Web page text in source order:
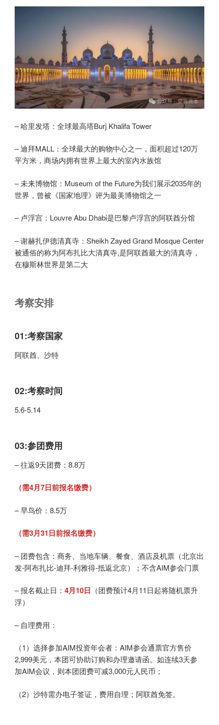
– 哈里发塔：全球最高塔Burj Khalifa Tower
– 迪拜MALL：全球最大的购物中心之一，面积超过120万
平方米，商场内拥有世界上最大的室内水族馆
– 未来博物馆：Museum of the Future为我们展示2035年的
世界，曾被《国家地理》评为最美博物馆之一
– 卢浮宫：Louvre Abu Dhabi是巴黎卢浮宫的阿联酋分馆
– 谢赫扎伊德清真寺：Sheikh Zayed Grand Mosque Center
被通俗的称为阿布扎比大清真寺,是阿联酋最大的清真寺，
在穆斯林世界是第二大
考察安排
01:考察国家
阿联酋、沙特
02:考察时间
5.6-5.14
03:参团费用
– 往返9天团费：8.8万
（需4月7日前报名缴费）
– 早鸟价：8.5万
（需3月31日前报名缴费）
– 团费包含：商务、当地车辆、餐食、酒店及机票（北京出
发-阿布扎比-迪拜-利雅得-抵返北京）；不含AIM参会门票
– 报名截止日： 4月10日 （团费预计4月11日起将随机票升
浮）
– 自理费用：
（1）选择参加AIM投资年会者：AIM参会通票官方售价
2,999美元，本团可协助订购和办理邀请函。如连续3天参
加AIM会议，则本团团费可减3,000元人民币；
（2）沙特需办电子签证，费用自理；阿联酋免签。